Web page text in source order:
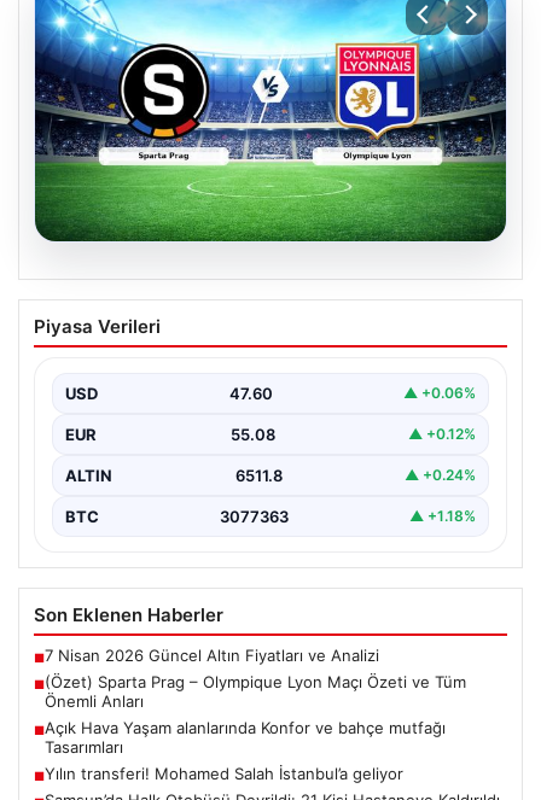
(Özet) Sparta Prag – Olympique Lyon
Maçı Özeti ve Tüm Önemli Anları
Piyasa Verileri
USD 47.60 ▲ +0.06%
EUR 55.08 ▲ +0.12%
ALTIN 6511.8 ▲ +0.24%
BTC 3077363 ▲ +1.18%
Son Eklenen Haberler
■7 Nisan 2026 Güncel Altın Fiyatları ve Analizi
■(Özet) Sparta Prag – Olympique Lyon Maçı Özeti ve Tüm
Önemli Anları
■Açık Hava Yaşam alanlarında Konfor ve bahçe mutfağı
Tasarımları
■Yılın transferi! Mohamed Salah İstanbul’a geliyor